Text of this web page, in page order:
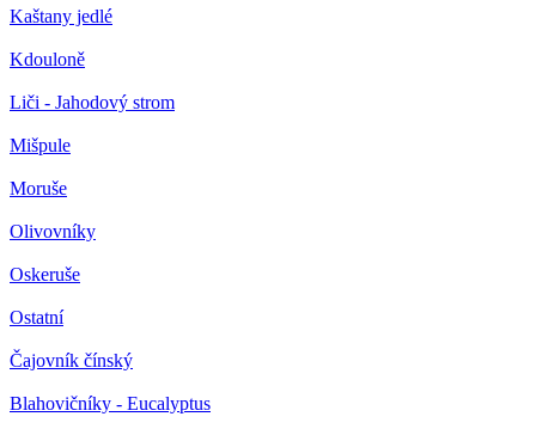
Kaštany jedlé
Kdouloně
Liči - Jahodový strom
Mišpule
Moruše
Olivovníky
Oskeruše
Ostatní
Čajovník čínský
Blahovičníky - Eucalyptus